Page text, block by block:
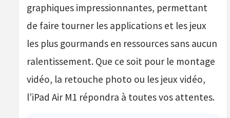
graphiques impressionnantes, permettant
de faire tourner les applications et les jeux
les plus gourmands en ressources sans aucun
ralentissement. Que ce soit pour le montage
vidéo, la retouche photo ou les jeux vidéo,
l’iPad Air M1 répondra à toutes vos attentes.